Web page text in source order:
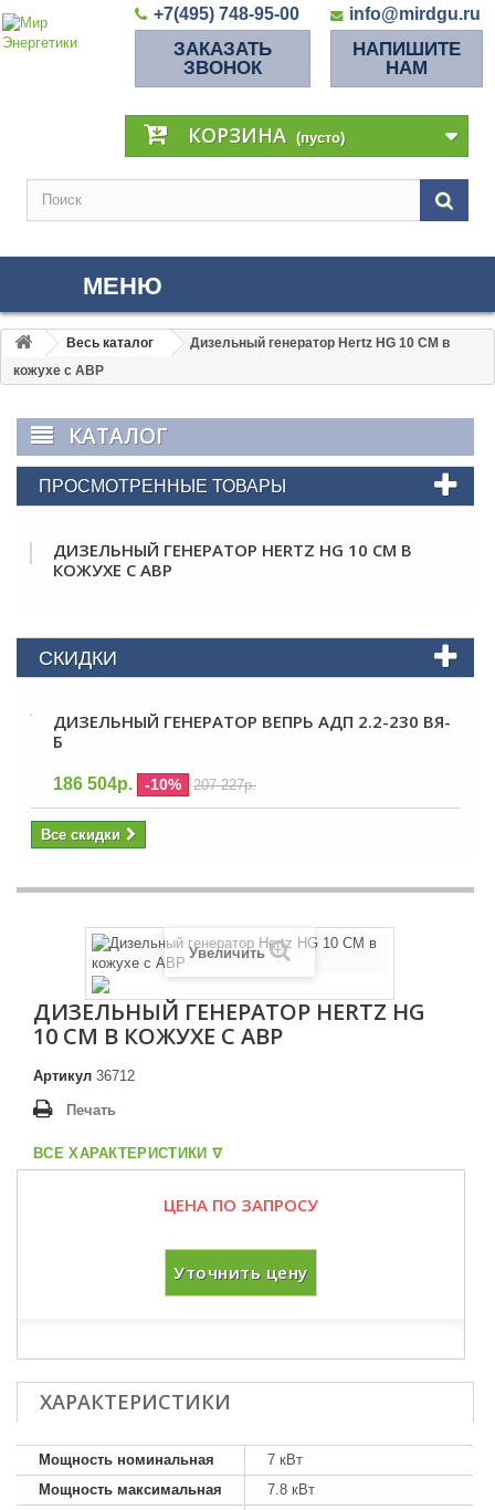
+7(495) 748-95-00 info@mirdgu.ru
ЗАКАЗАТЬ
ЗВОНОК
НАПИШИТЕ
НАМ
КОРЗИНА (пусто)
МЕНЮ
Весь каталог
Дизельный генератор Hertz HG 10 CM в
кожухе с АВР
КАТАЛОГ
ПРОСМОТРЕННЫЕ ТОВАРЫ
ДИЗЕЛЬНЫЙ ГЕНЕРАТОР HERTZ HG 10 CM В
КОЖУХЕ С АВР
СКИДКИ
ДИЗЕЛЬНЫЙ ГЕНЕРАТОР ВЕПРЬ АДП 2.2-230 ВЯ-
Б
186 504р. -10% 207 227р.
Все скидки
Увеличить
ДИЗЕЛЬНЫЙ ГЕНЕРАТОР HERTZ HG
10 CM В КОЖУХЕ С АВР
Артикул 36712
Печать
ВСЕ ХАРАКТЕРИСТИКИ ᐁ
ЦЕНА ПО ЗАПРОСУ
Уточнить цену
ХАРАКТЕРИСТИКИ
Мощность номинальная
7 кВт
Мощность максимальная
7.8 кВт